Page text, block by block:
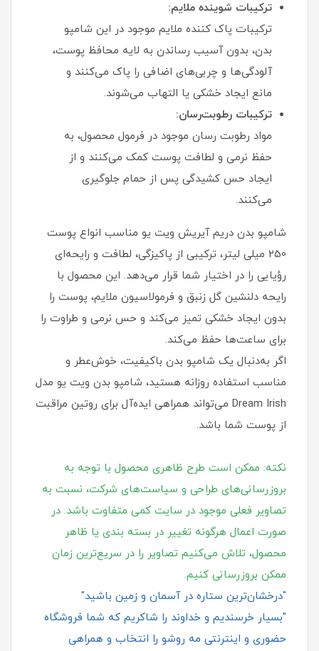
ترکیبات شوینده ملایم:
ترکیبات پاک‌ کننده ملایم موجود در این شامپو
بدن، بدون آسیب رساندن به لایه محافظ پوست،
آلودگی‌ها و چربی‌های اضافی را پاک می‌کنند و
مانع ایجاد خشکی یا التهاب می‌شوند.
ترکیبات رطوبت‌رسان:
مواد رطوبت‌ رسان موجود در فرمول محصول، به
حفظ نرمی و لطافت پوست کمک می‌کنند و از
ایجاد حس کشیدگی پس از حمام جلوگیری
می‌کنند.
شامپو بدن دریم آیریش ویت یو مناسب انواع پوست
250 میلی‌ لیتر، ترکیبی از پاکیزگی، لطافت و رایحه‌ای
رؤیایی را در اختیار شما قرار می‌دهد. این محصول با
رایحه دلنشین گل زنبق و فرمولاسیون ملایم، پوست را
بدون ایجاد خشکی تمیز می‌کند و حس نرمی و طراوت را
برای ساعت‌ها حفظ می‌کند.
اگر به‌دنبال یک شامپو بدن باکیفیت، خوش‌عطر و
مناسب استفاده روزانه هستید، شامپو بدن ویت یو مدل
Dream Irish می‌تواند همراهی ایده‌آل برای روتین مراقبت
از پوست شما باشد.
نکته: ممکن است طرح ظاهری محصول با توجه به
بروزرسانی‌های طراحی و سیاست‌های شرکت، نسبت به
تصاویر فعلی موجود در سایت کمی متفاوت باشد. در
صورت اعمال هرگونه تغییر در بسته‌ بندی یا ظاهر
محصول، تلاش می‌کنیم تصاویر را در سریع‌ترین زمان
ممکن بروزرسانی کنیم.
"درخشان‌ترین ستاره در آسمان و زمین باشید"
"بسیار خرسندیم و خداوند را شاکریم که شما فروشگاه
حضوری و اینترنتی مه روشو را انتخاب و همراهی